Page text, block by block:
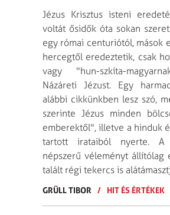
Jézus Krisztus isteni
voltát ősidők óta sokan
egy római centuriótól, mások
hercegtől eredeztetik, csak
vagy "hun-szkíta-
Názáreti Jézust. Egy
alábbi cikkünkben lesz szó,
szerinte Jézus minden
emberektől", illetve a hinduk
tartott irataiból nyerte. A
népszerű véleményt állítólag
talált régi tekercs is
GRÜLL TIBOR / HIT ÉS ÉRTÉKEK